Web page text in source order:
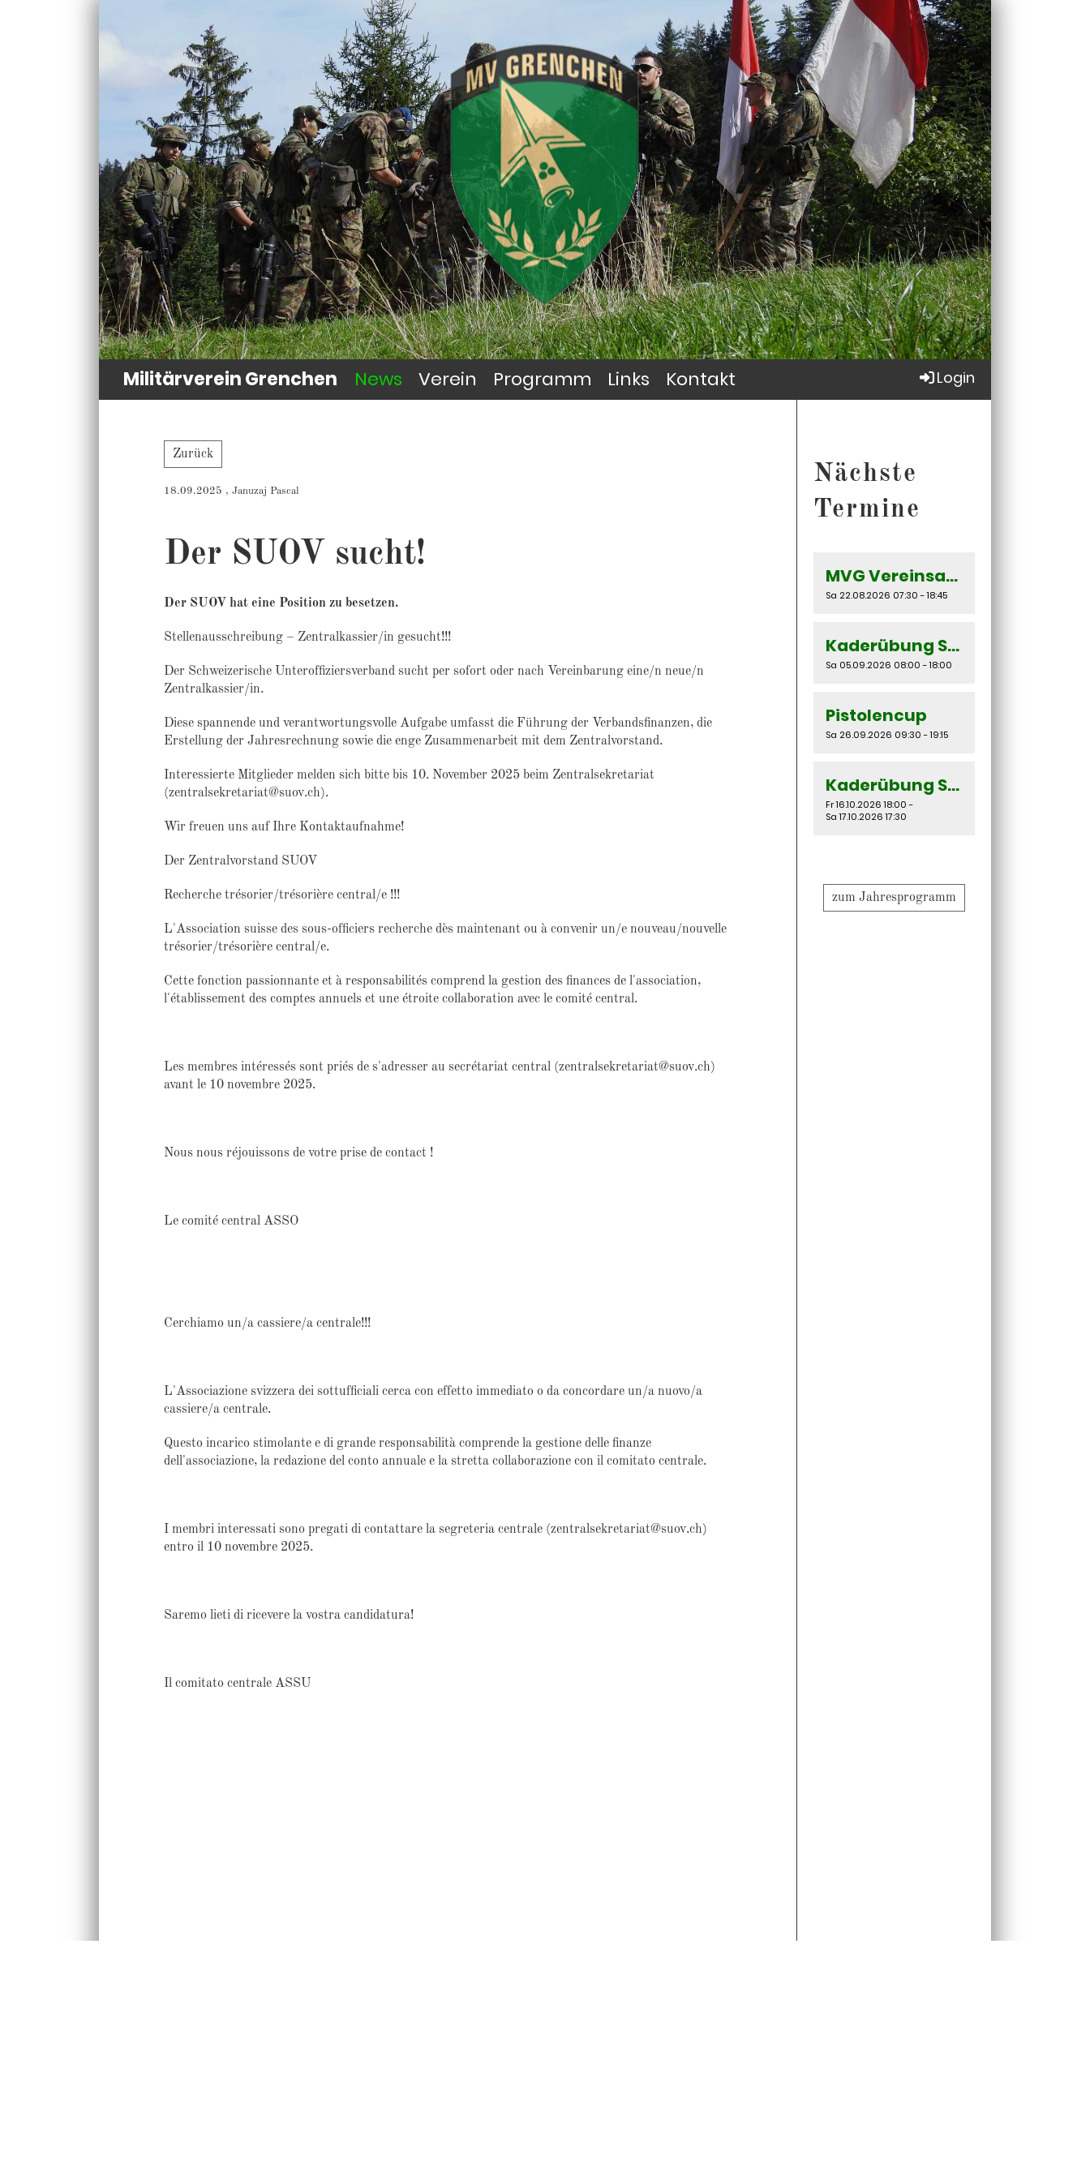
Militärverein Grenchen News Verein Programm Links Kontakt Login
Zurück
18.09.2025 , Januzaj Pascal
Der SUOV sucht!
Der SUOV hat eine Position zu besetzen.
Stellenausschreibung – Zentralkassier/in gesucht!!!
Der Schweizerische Unteroffiziersverband sucht per sofort oder nach Vereinbarung eine/n neue/n
Zentralkassier/in.
Diese spannende und verantwortungsvolle Aufgabe umfasst die Führung der Verbandsfinanzen, die
Erstellung der Jahresrechnung sowie die enge Zusammenarbeit mit dem Zentralvorstand.
Interessierte Mitglieder melden sich bitte bis 10. November 2025 beim Zentralsekretariat
(zentralsekretariat@suov.ch).
Wir freuen uns auf Ihre Kontaktaufnahme!
Der Zentralvorstand SUOV
Recherche trésorier/trésorière central/e !!!
L'Association suisse des sous-officiers recherche dès maintenant ou à convenir un/e nouveau/nouvelle
trésorier/trésorière central/e.
Cette fonction passionnante et à responsabilités comprend la gestion des finances de l'association,
l'établissement des comptes annuels et une étroite collaboration avec le comité central.
Les membres intéressés sont priés de s'adresser au secrétariat central (zentralsekretariat@suov.ch)
avant le 10 novembre 2025.
Nous nous réjouissons de votre prise de contact !
Le comité central ASSO
Cerchiamo un/a cassiere/a centrale!!!
L'Associazione svizzera dei sottufficiali cerca con effetto immediato o da concordare un/a nuovo/a
cassiere/a centrale.
Questo incarico stimolante e di grande responsabilità comprende la gestione delle finanze
dell'associazione, la redazione del conto annuale e la stretta collaborazione con il comitato centrale.
I membri interessati sono pregati di contattare la segreteria centrale (zentralsekretariat@suov.ch)
entro il 10 novembre 2025.
Saremo lieti di ricevere la vostra candidatura!
Il comitato centrale ASSU
Nächste
Termine
MVG Vereinsausflug
Sa 22.08.2026 07:30 - 18:45
Kaderübung SAN ANDREAS
Sa 05.09.2026 08:00 - 18:00
Pistolencup
Sa 26.09.2026 09:30 - 19:15
Kaderübung Santa Barbara & San Diego
Fr 16.10.2026 18:00 -
Sa 17.10.2026 17:30
zum Jahresprogramm